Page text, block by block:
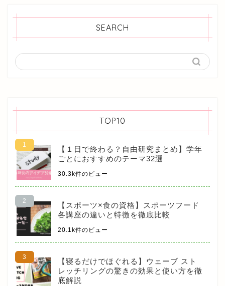
SEARCH
TOP10
【１日で終わる？自由研究まとめ】学年
ごとにおすすめのテーマ32選
30.3k件のビュー
【スポーツ×食の資格】スポーツフード
各講座の違いと特徴を徹底比較
20.1k件のビュー
【寝るだけでほぐれる】ウェーブ スト
レッチリングの驚きの効果と使い方を徹
底解説